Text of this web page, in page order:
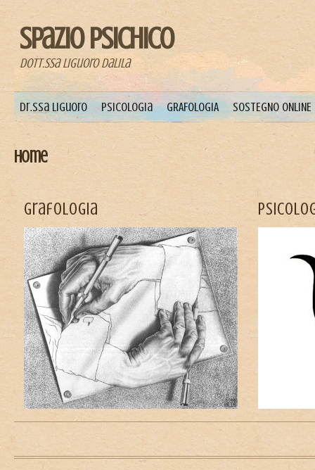
Spazio Psichico
Dott.ssa Liguoro Dalila
Menu principale
Dr.ssa Liguoro Psicologia GRAFOLOGIA SOSTEGNO ONLINE
Home
Grafologia